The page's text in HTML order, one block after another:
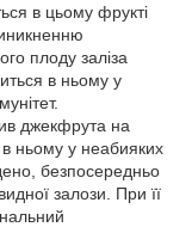
в цьому фрукті
плоду заліза
в ньому у
джекфрута на
ньому у неабияких
безпосередньо
залози. При її